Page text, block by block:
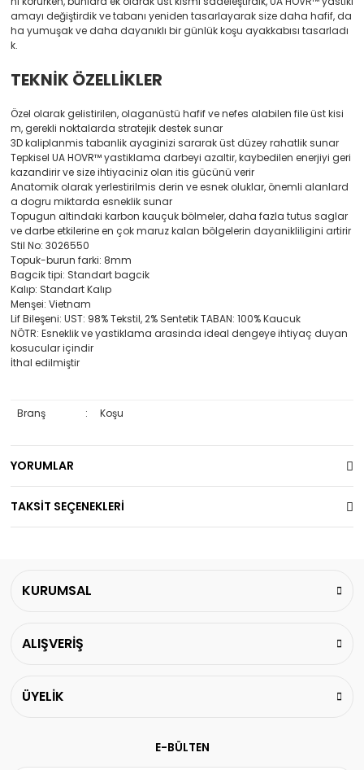
amayı değiştirdik ve tabanı yeniden tasarlayarak size daha hafif, da
ha yumuşak ve daha dayanıklı bir günlük koşu ayakkabısı tasarladı
k.
TEKNİK ÖZELLİKLER
Özel olarak gelistirilen, olaganüstü hafif ve nefes alabilen file üst kisi
m, gerekli noktalarda stratejik destek sunar
3D kaliplanmis tabanlik ayaginizi sararak üst düzey rahatlik sunar
Tepkisel UA HOVR™ yastiklama darbeyi azaltir, kaybedilen enerjiyi geri
kazandirir ve size ihtiyaciniz olan itis gücünü verir
Anatomik olarak yerlestirilmis derin ve esnek oluklar, önemli alanlard
a dogru miktarda esneklik sunar
Topugun altindaki karbon kauçuk bölmeler, daha fazla tutus saglar
ve darbe etkilerine en çok maruz kalan bölgelerin dayanikliligini artirir
Stil No: 3026550
Topuk-burun farki: 8mm
Bagcik tipi: Standart bagcik
Kalıp: Standart Kalıp
Menşei: Vietnam
Lif Bileşeni: UST: 98% Tekstil, 2% Sentetik TABAN: 100% Kaucuk
NÖTR: Esneklik ve yastiklama arasinda ideal dengeye ihtiyaç duyan
kosucular içindir
İthal edilmiştir
Branş : Koşu
YORUMLAR
TAKSİT SEÇENEKLERİ
KURUMSAL
ALIŞVERİŞ
ÜYELİK
E-BÜLTEN